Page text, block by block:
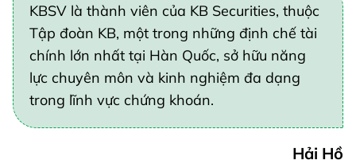
KBSV là thành viên của KB Securities, thuộc
Tập đoàn KB, một trong những định chế tài
chính lớn nhất tại Hàn Quốc, sở hữu năng
lực chuyên môn và kinh nghiệm đa dạng
trong lĩnh vực chứng khoán.
Hải Hồ